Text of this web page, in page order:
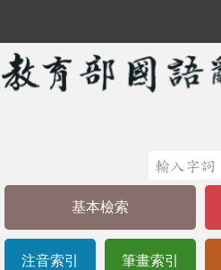
基本檢索
注音索引 筆畫索引